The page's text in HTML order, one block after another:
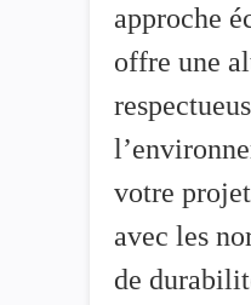
approche
offre une
votre
avec les
de